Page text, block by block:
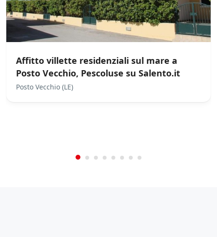
Affitto villette residenziali sul mare a
Posto Vecchio, Pescoluse su Salento.it
Posto Vecchio (LE)